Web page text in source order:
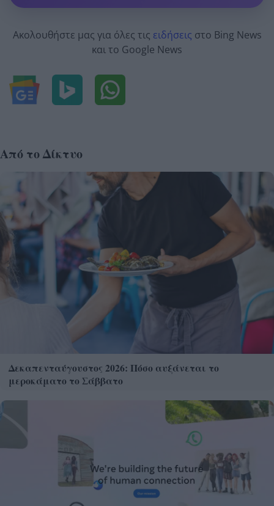
Ακολουθήστε μας για όλες τις ειδήσεις στο Bing News
και το Google News
Από το Δίκτυο
Δεκαπενταύγουστος 2026: Πόσο αυξάνεται το
μεροκάματο το Σάββατο